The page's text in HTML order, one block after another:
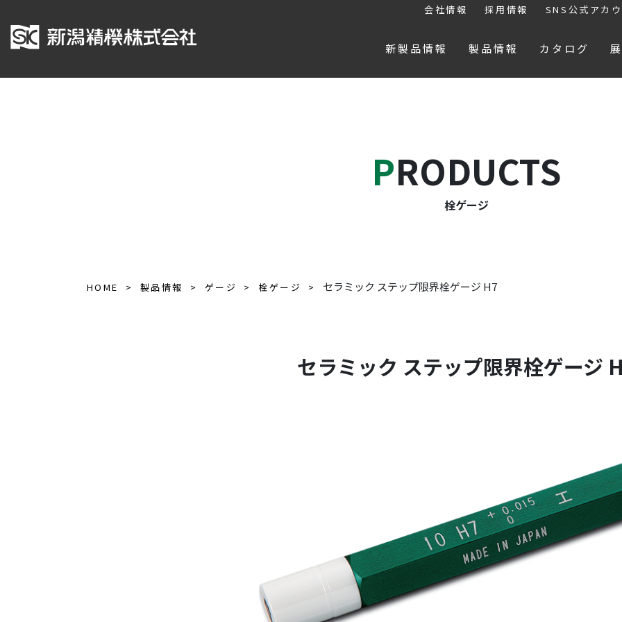
会社情報 採用情報 SNS公式アカ
新製品情報 製品情報 カタログ
PRODUCTS
栓ゲージ
HOME 製品情報 ゲージ 栓ゲージ セラミック ステップ限界栓ゲージ H7
セラミック ステップ限界栓ゲージ